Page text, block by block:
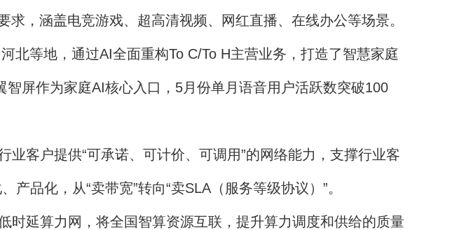
，涵盖电竞游戏、超高清视频、网红直播、在线办公等场景。
等地，通过AI全面重构To C/To H主营业务，打造了智慧家庭
屏作为家庭AI核心入口，5月份单月语音用户活跃数突破100
客户提供“可承诺、可计价、可调用”的网络能力，支撑行业客
品化，从“卖带宽”转向“卖SLA（服务等级协议）”。
延算力网，将全国智算资源互联，提升算力调度和供给的质量